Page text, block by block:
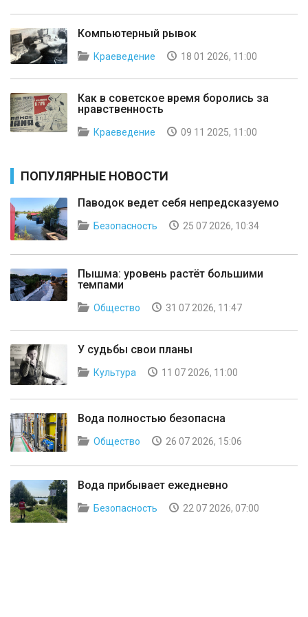
Компьютерный рывок
Краеведение 18 01 2026, 11:00
Как в советское время боролись за
нравственность
Краеведение 09 11 2025, 11:00
ПОПУЛЯРНЫЕ НОВОСТИ
Паводок ведет себя непредсказуемо
Безопасность 25 07 2026, 10:34
Пышма: уровень растёт большими
темпами
Общество 31 07 2026, 11:47
У судьбы свои планы
Культура 11 07 2026, 11:00
Вода полностью безопасна
Общество 26 07 2026, 15:06
Вода прибывает ежедневно
Безопасность 22 07 2026, 07:00